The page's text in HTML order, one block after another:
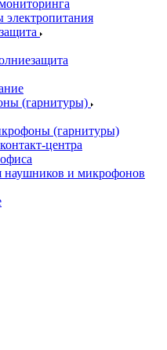
электропитания
(гарнитуры)
(гарнитуры)
центра
наушников и микрофонов